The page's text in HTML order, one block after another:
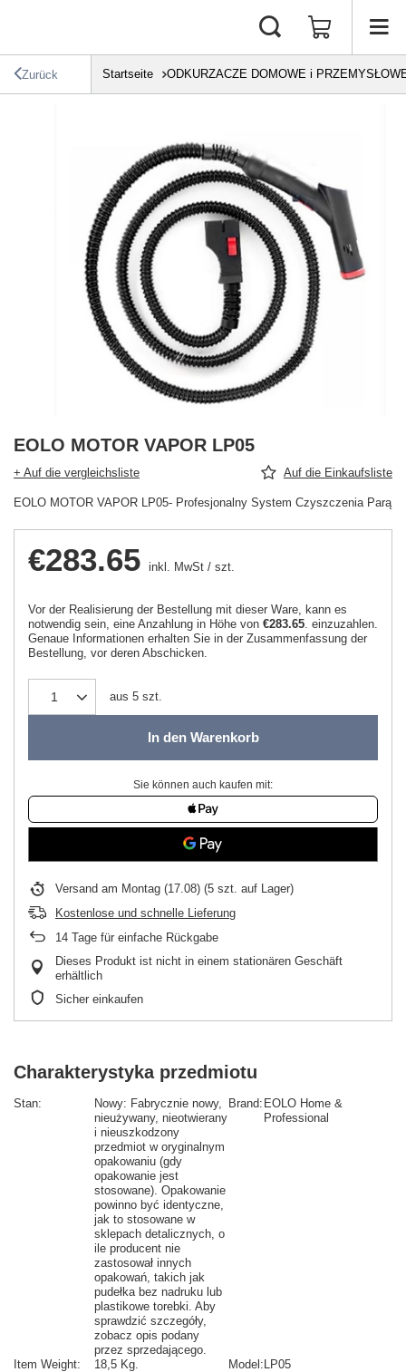
Zurück Startseite ODKURZACZE DOMOWE i
EOLO MOTOR VAPOR LP05
+ Auf die vergleichsliste Auf die Einkaufsliste
EOLO MOTOR VAPOR LP05- Profesjonalny System Czyszczenia Parą
€283.65 inkl. MwSt / szt.
Vor der Realisierung der Bestellung mit dieser Ware, kann es
notwendig sein, eine Anzahlung in Höhe von €283.65 . einzuzahlen.
Genaue Informationen erhalten Sie in der Zusammenfassung der
Bestellung, vor deren Abschicken.
aus 5 szt.
In den Warenkorb
Sie können auch kaufen mit:
Versand am Montag (17.08) (5 szt. auf Lager)
Kostenlose und schnelle Lieferung
14 Tage für einfache Rückgabe
Dieses Produkt ist nicht in einem stationären Geschäft
erhältlich
Sicher einkaufen
Charakterystyka przedmiotu
Stan: Nowy: Fabrycznie nowy,
nieużywany, nieotwierany
i nieuszkodzony
przedmiot w oryginalnym
opakowaniu (gdy
opakowanie jest
stosowane). Opakowanie
powinno być identyczne,
jak to stosowane w
sklepach detalicznych, o
ile producent nie
zastosował innych
opakowań, takich jak
pudełka bez nadruku lub
plastikowe torebki. Aby
sprawdzić szczegóły,
zobacz opis podany
przez sprzedającego.
Brand: EOLO Home &
Professional
Item Weight: 18,5 Kg. Model: LP05